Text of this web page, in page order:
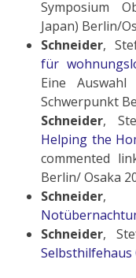
Symposium
Japan) Berlin/
Schneider,
für
Eine
Schwerpunkt
Schneider,
Helping the
commented
Berlin/ Osaka
Schneider,
Schneider,